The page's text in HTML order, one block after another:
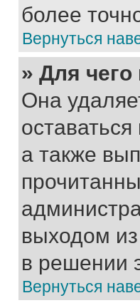
более
Вернуться
» Для
Она
а также
выходом
в решении
Вернуться